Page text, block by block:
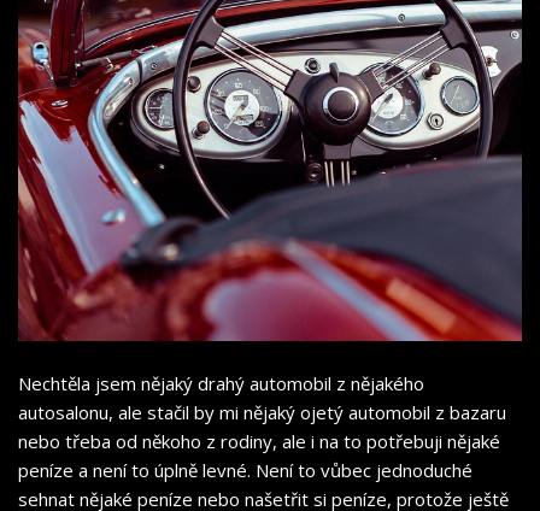
Nechtěla jsem nějaký drahý automobil z nějakého
autosalonu, ale stačil by mi nějaký ojetý automobil z bazaru
nebo třeba od někoho z rodiny, ale i na to potřebuji nějaké
peníze a není to úplně levné. Není to vůbec jednoduché
sehnat nějaké peníze nebo našetřit si peníze, protože ještě